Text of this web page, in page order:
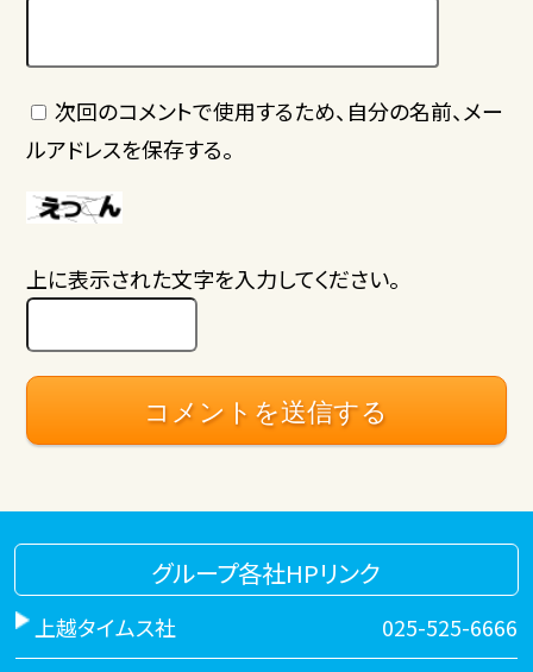
次回のコメントで使用するため、自分の名前、メー
ルアドレスを保存する。
上に表示された文字を入力してください。
グループ各社HPリンク
上越タイムス社 025-525-6666